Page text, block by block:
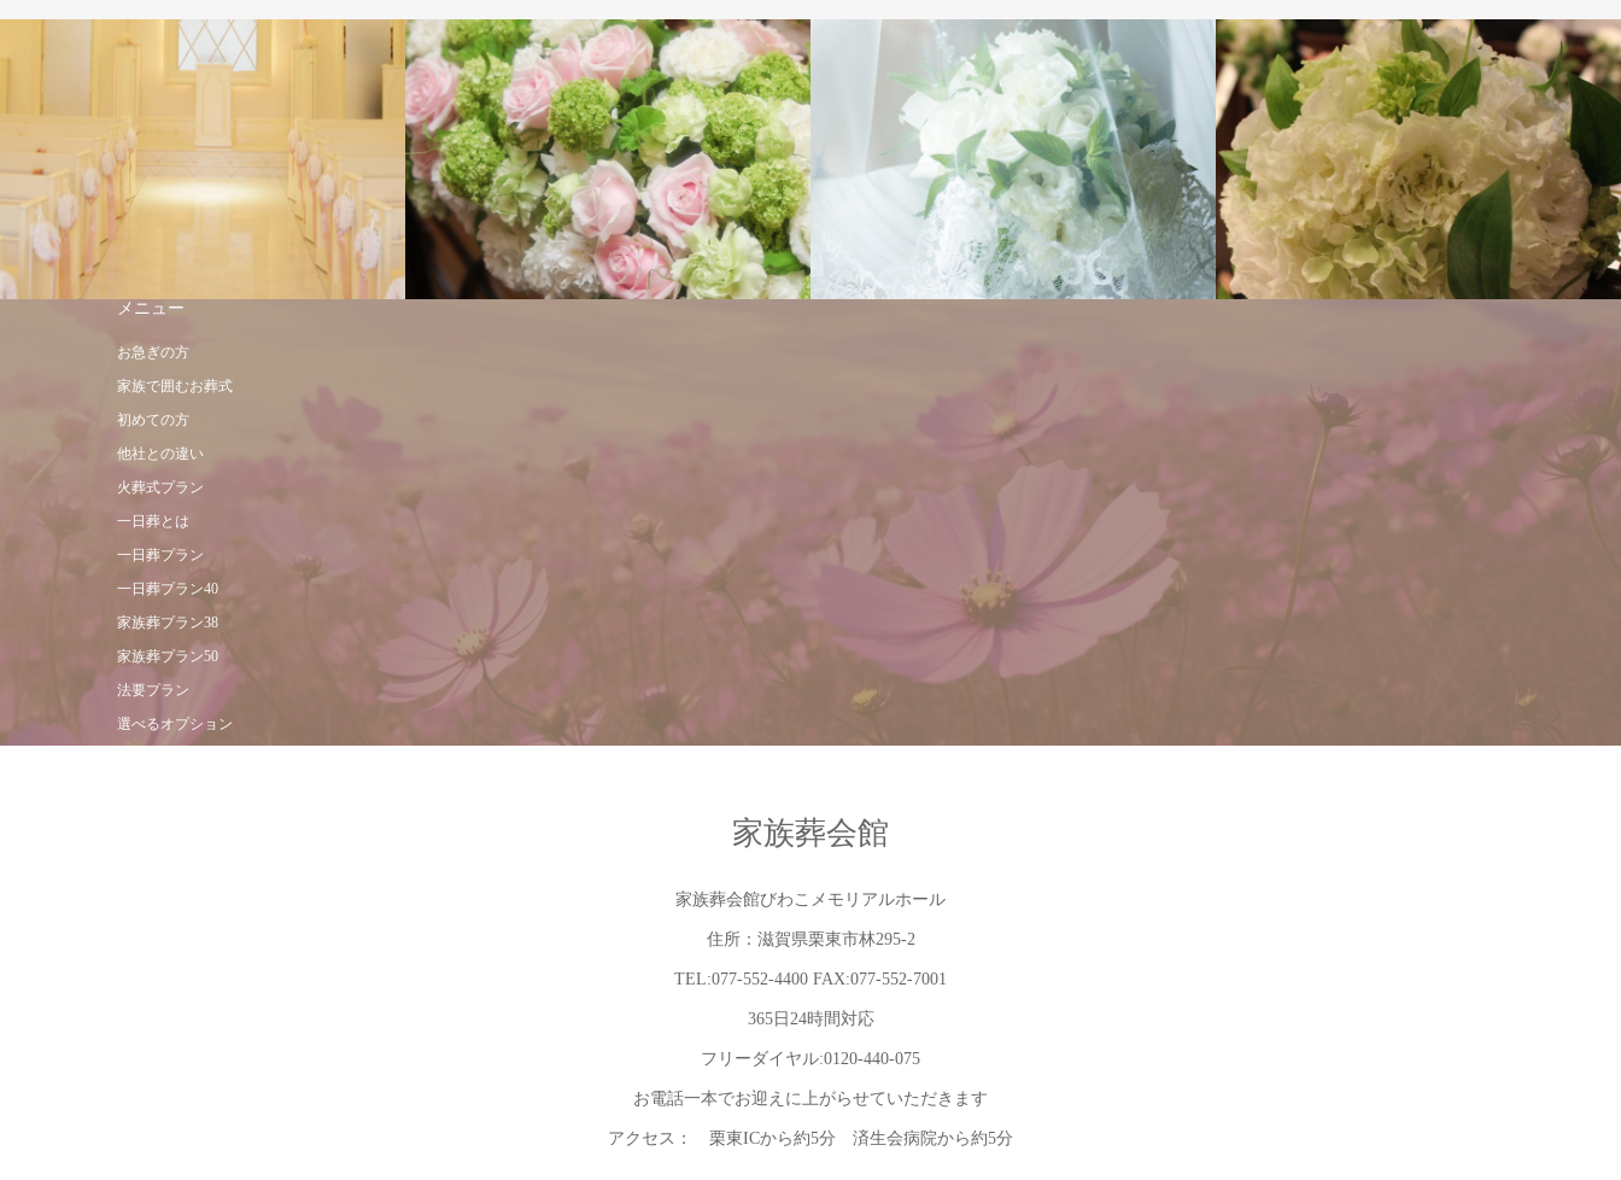
メニュー
お急ぎの方
家族で囲むお葬式
初めての方
他社との違い
火葬式プラン
一日葬とは
一日葬プラン
一日葬プラン40
家族葬プラン38
家族葬プラン50
法要プラン
選べるオプション
家族葬会館
家族葬会館びわこメモリアルホール
住所：滋賀県栗東市林295-2
TEL:077-552-4400 FAX:077-552-7001
365日24時間対応
フリーダイヤル:0120-440-075
お電話一本でお迎えに上がらせていただきます
アクセス： 栗東ICから約5分 済生会病院から約5分